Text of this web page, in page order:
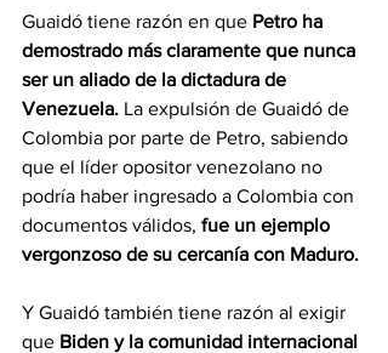
Guaidó tiene razón en que Petro ha
demostrado más claramente que nunca
ser un aliado de la dictadura de
Venezuela. La expulsión de Guaidó de
Colombia por parte de Petro, sabiendo
que el líder opositor venezolano no
podría haber ingresado a Colombia con
documentos válidos, fue un ejemplo
vergonzoso de su cercanía con Maduro.
Y Guaidó también tiene razón al exigir
que Biden y la comunidad internacional